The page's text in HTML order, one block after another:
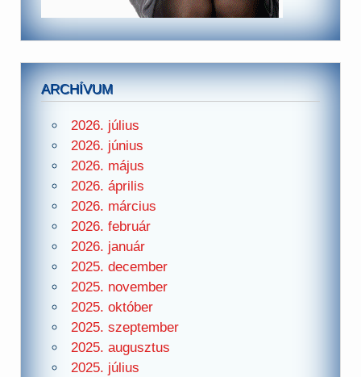
ARCHÍVUM
2026. július
2026. június
2026. május
2026. április
2026. március
2026. február
2026. január
2025. december
2025. november
2025. október
2025. szeptember
2025. augusztus
2025. július